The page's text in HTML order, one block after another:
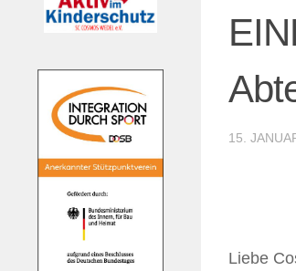
15.
Liebe